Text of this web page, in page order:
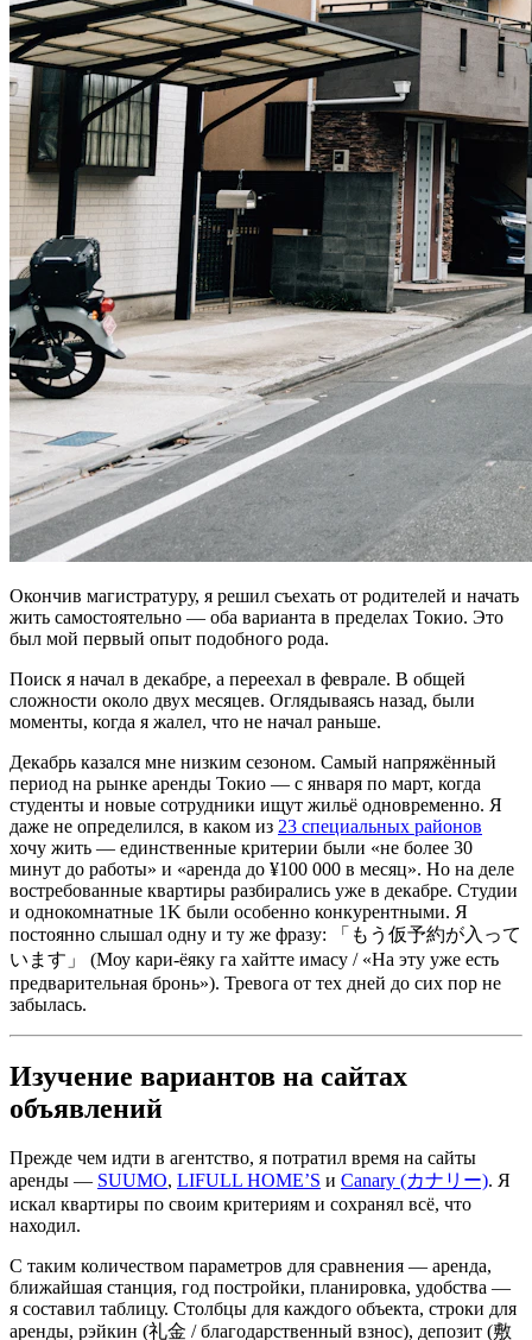
Окончив магистратуру, я решил съехать от родителей и начать
жить самостоятельно — оба варианта в пределах Токио. Это
был мой первый опыт подобного рода.
Поиск я начал в декабре, а переехал в феврале. В общей
сложности около двух месяцев. Оглядываясь назад, были
моменты, когда я жалел, что не начал раньше.
Декабрь казался мне низким сезоном. Самый напряжённый
период на рынке аренды Токио — с января по март, когда
студенты и новые сотрудники ищут жильё одновременно. Я
даже не определился, в каком из 23 специальных районов
хочу жить — единственные критерии были «не более 30
минут до работы» и «аренда до ¥100 000 в месяц». Но на деле
востребованные квартиры разбирались уже в декабре. Студии
и однокомнатные 1K были особенно конкурентными. Я
постоянно слышал одну и ту же фразу: 「もう仮予約が入って
います」 (Моу кари-ёяку га хайтте имасу / «На эту уже есть
предварительная бронь»). Тревога от тех дней до сих пор не
забылась.
Изучение вариантов на сайтах
объявлений
Прежде чем идти в агентство, я потратил время на сайты
аренды — SUUMO, LIFULL HOME’S и Canary (カナリー). Я
искал квартиры по своим критериям и сохранял всё, что
находил.
С таким количеством параметров для сравнения — аренда,
ближайшая станция, год постройки, планировка, удобства —
я составил таблицу. Столбцы для каждого объекта, строки для
аренды, рэйкин (礼金 / благодарственный взнос), депозит (敷